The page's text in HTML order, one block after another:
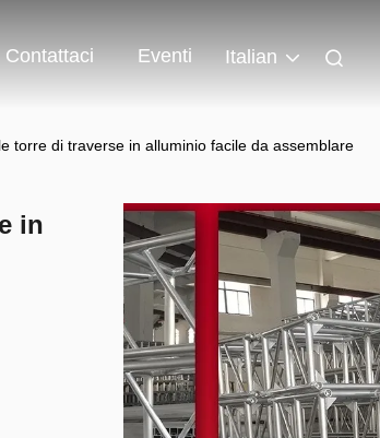
Contattaci Eventi Italian
torre di traverse in alluminio facile da assemblare
in